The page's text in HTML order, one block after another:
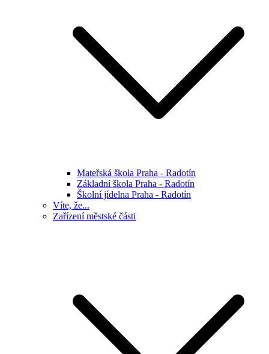
Mateřská škola Praha - Radotín
Základní škola Praha - Radotín
Školní jídelna Praha - Radotín
Víte, že...
Zařízení městské části